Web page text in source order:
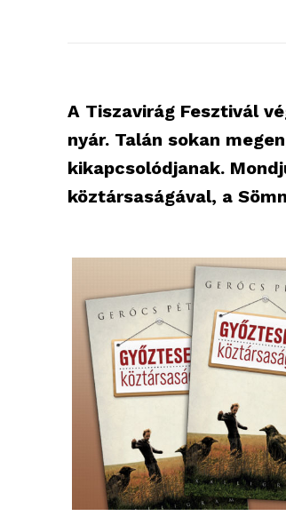
A Tiszavirág Fesztivál
nyár. Talán sokan
kikapcsolódjanak.
köztársaságával, a